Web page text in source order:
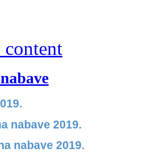
nabave 2019.
nabave 2019.